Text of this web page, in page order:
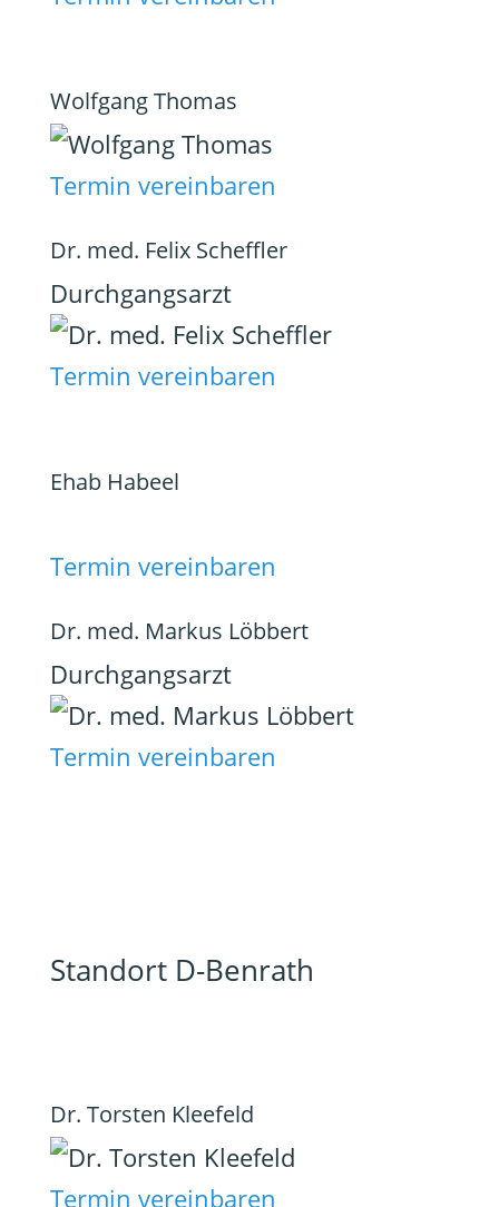
Wolfgang Thomas
Termin vereinbaren
Dr. med. Felix Scheffler
Durchgangsarzt
Termin vereinbaren
Ehab Habeel
Termin vereinbaren
Dr. med. Markus Löbbert
Durchgangsarzt
Termin vereinbaren
Standort D-Benrath
Dr. Torsten Kleefeld
Termin vereinbaren